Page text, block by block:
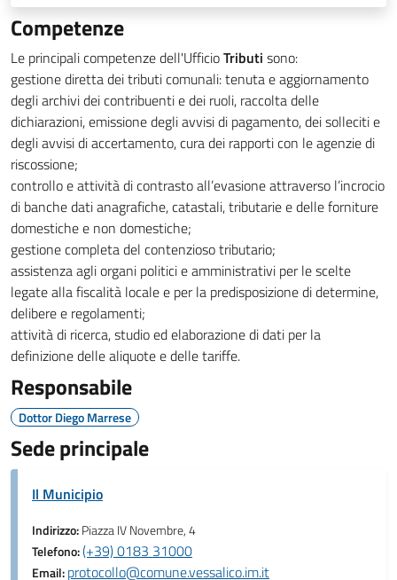
Competenze
Le principali competenze dell'UfficioTributi sono:
gestione diretta dei tributi comunali: tenuta e aggiornamento
degli archivi dei contribuenti e dei ruoli, raccolta delle
dichiarazioni, emissione degli avvisi di pagamento, dei solleciti e
degli avvisi di accertamento, cura dei rapporti con le agenzie di
riscossione;
controllo e attività di contrasto all’evasione attraverso l’incrocio
di banche dati anagrafiche, catastali, tributarie e delle forniture
domestiche e non domestiche;
gestione completa del contenzioso tributario;
assistenza agli organi politici e amministrativi per le scelte
legate alla fiscalità locale e per la predisposizione di determine,
delibere e regolamenti;
attività di ricerca, studio ed elaborazione di dati per la
definizione delle aliquote e delle tariffe.
Responsabile
Dottor Diego Marrese
Sede principale
Il Municipio
Indirizzo:Piazza IV Novembre, 4
Telefono:(+39) 0183 31000
Email:protocollo@comune.vessalico.im.it